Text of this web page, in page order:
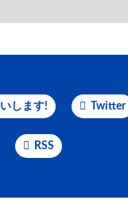
します! Twitter
RSS